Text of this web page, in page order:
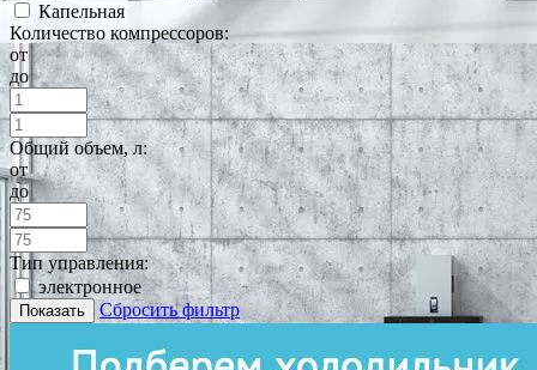
Капельная
Количество компрессоров:
от
до
Общий объем, л:
от
до
Тип управления:
электронное
Показать Сбросить фильтр